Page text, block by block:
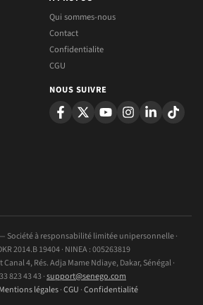
Qui sommes-nous
Contact
Confidentialite
CGU
NOUS SUIVRE
Société à responsabilité limitée unipersonnelle ·
2014.B 19404 · NINEA : 005263819
4, Rés. Adja Mame Ndiaye, Dakar, Sénégal ·
823 43 43 ·support@senego.com
Mentions légales·CGU ·Confidentialité